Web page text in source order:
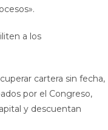
a los
cartera sin fecha,
por el Congreso,
y descuentan